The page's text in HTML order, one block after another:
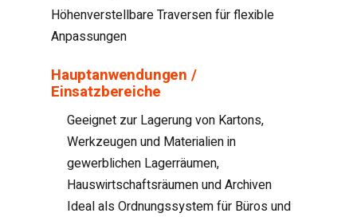
Höhenverstellbare Traversen für flexible
Anpassungen
Hauptanwendungen /
Einsatzbereiche
Geeignet zur Lagerung von Kartons,
Werkzeugen und Materialien in
gewerblichen Lagerräumen,
Hauswirtschaftsräumen und Archiven
Ideal als Ordnungssystem für Büros und